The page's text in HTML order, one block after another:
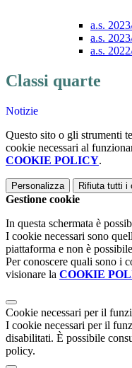
a.s.
a.s.
a.s.
Classi quarte
Notizie
Questo sito o gli strumenti
cookie necessari al
COOKIE POLICY.
Personalizza Rifiuta tutti i
Gestione cookie
In questa schermata è
I cookie necessari sono
piattaforma e non è
Per conoscere quali sono i
visionare la COOKIE
Cookie necessari per il
I cookie necessari per il
disabilitati. È possibile
policy.